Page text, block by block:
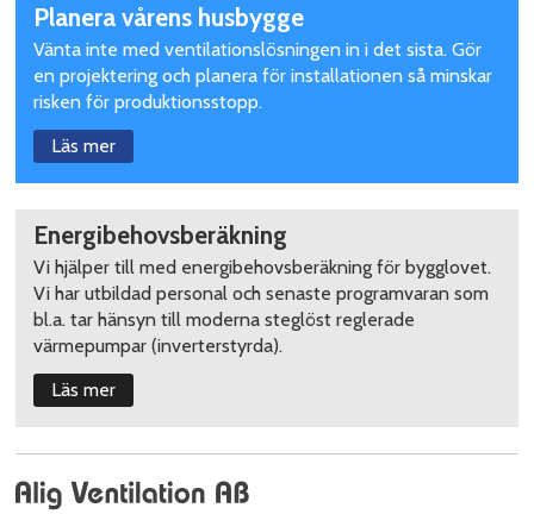
Planera vårens husbygge
Vänta inte med ventilationslösningen in i det sista. Gör
en projektering och planera för installationen så minskar
risken för produktionsstopp.
Läs mer
Energibehovsberäkning
Vi hjälper till med energibehovsberäkning för bygglovet.
Vi har utbildad personal och senaste programvaran som
bl.a. tar hänsyn till moderna steglöst reglerade
värmepumpar (inverterstyrda).
Läs mer